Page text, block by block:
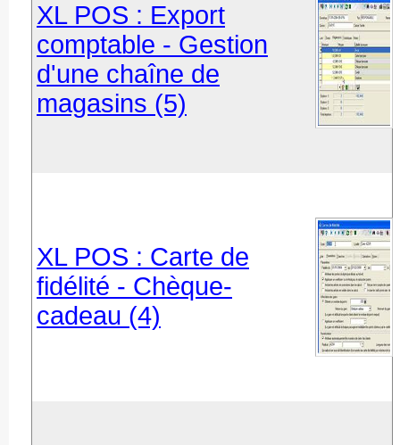
XL POS : Export
comptable - Gestion
d'une chaîne de
magasins (5)
XL POS : Carte de
fidélité - Chèque-
cadeau (4)